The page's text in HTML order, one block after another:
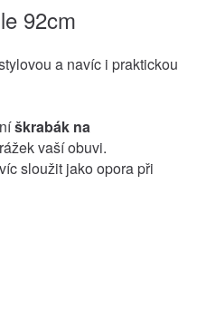
92cm
a navíc i praktickou
škrabák na
vaší obuvi.
sloužit jako opora při